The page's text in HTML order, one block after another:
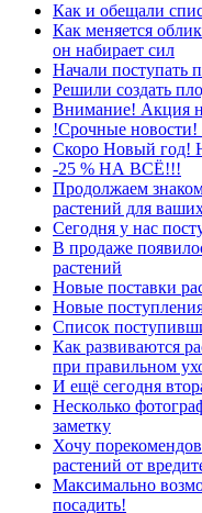
Как и обещали
Как меняется
он набирает сил
Начали поступать
Решили создать
Внимание! Акция
!Срочные
Скоро Новый год!
-25 % НА ВСЁ!!!
Продолжаем
растений для
Сегодня у нас
В продаже
растений
Новые поставки
Новые
Список
Как развиваются
при правильном
И ещё сегодня
Несколько
заметку
Хочу
растений от
Максимально
посадить!